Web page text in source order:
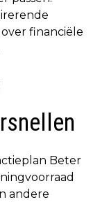
financiële
Beter
andere